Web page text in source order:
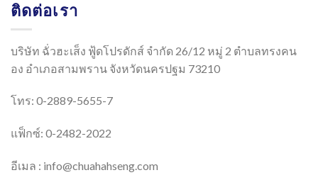
ติดต่อเรา
บริษัท ฉั่วฮะเส็ง ฟู้ดโปรดักส์ จำกัด 26/12 หมู่ 2 ตำบลทรงคน
อง อำเภอสามพราน จังหวัดนครปฐม 73210
โทร: 0-2889-5655-7
แฟ็กซ์: 0-2482-2022
อีเมล : info@chuahahseng.com